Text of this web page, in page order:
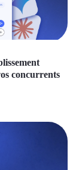
concurrents